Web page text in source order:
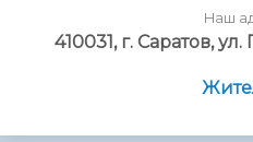
Наш
410031, г. Саратов,